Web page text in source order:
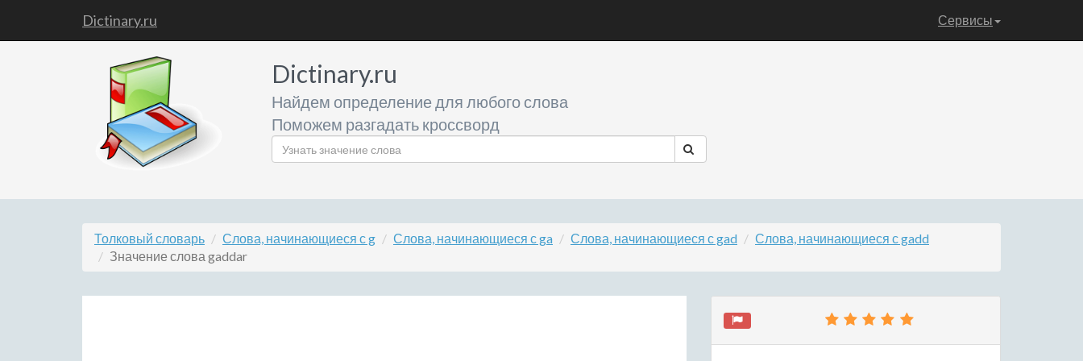
Dictinary.ru Сервисы
Dictinary.ru
Найдем определение для любого слова
Поможем разгадать кроссворд
Толковый словарь Слова, начинающиеся с g Слова, начинающиеся с ga Слова, начинающиеся с gad
Слова, начинающиеся с gadd
Значение слова gaddar